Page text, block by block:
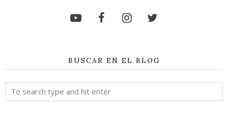
BUSCAR EN EL BLOG